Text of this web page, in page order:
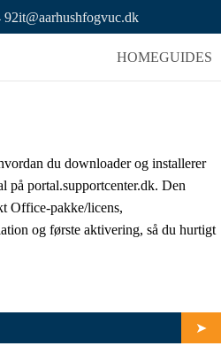
92it@aarhushfogvuc.dk
HOMEGUIDES
du downloader og installerer
på portal.supportcenter.dk. Den
Office-pakke/licens,
og første aktivering, så du hurtigt